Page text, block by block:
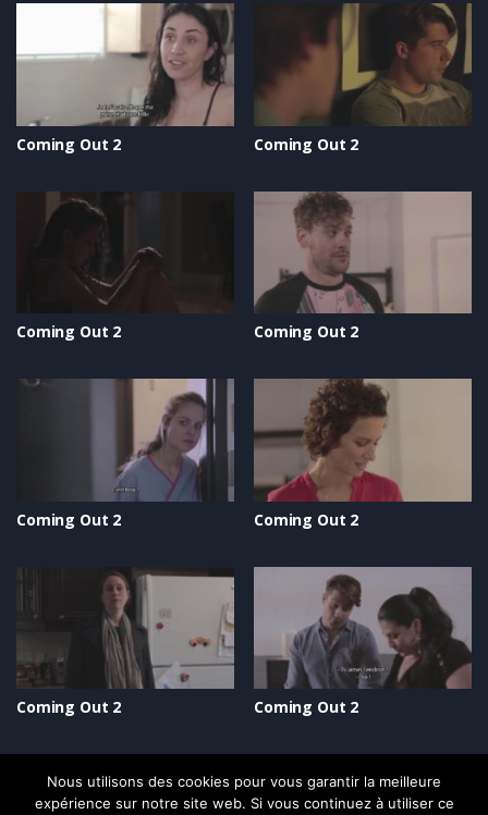
Coming Out 2 Coming Out 2
Coming Out 2 Coming Out 2
Coming Out 2 Coming Out 2
Coming Out 2 Coming Out 2
Nous utilisons des cookies pour vous garantir la meilleure
expérience sur notre site web. Si vous continuez à utiliser ce